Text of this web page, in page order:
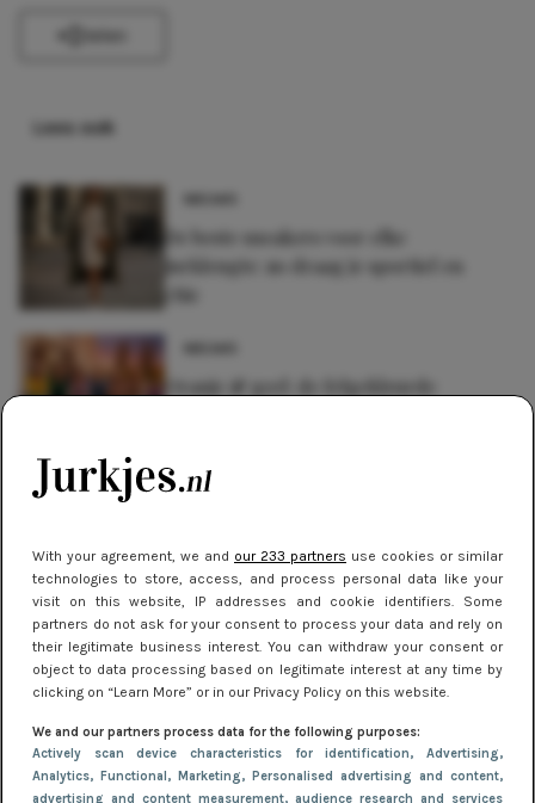
With your agreement, we and our 233 partners use cookies or similar
technologies to store, access, and process personal data like your
visit on this website, IP addresses and cookie identifiers. Some
partners do not ask for your consent to process your data and rely on
their legitimate business interest. You can withdraw your consent or
object to data processing based on legitimate interest at any time by
clicking on “Learn More” or in our Privacy Policy on this website.
We and our partners process data for the following purposes:
Actively scan device characteristics for identification, Advertising,
Analytics, Functional, Marketing, Personalised advertising and content,
advertising and content measurement, audience research and services
Lees ook
De beste sneakers voor elke
jurklengte: zo draag je sportief en
chic
Oranje & geel: de felgekleurde
NIEUWS
trends
NIEUWS
Gladde benen onder je jurk: ontharen
op jouw manier